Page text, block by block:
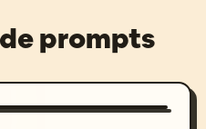
prompts